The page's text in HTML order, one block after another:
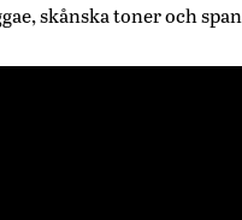
skånska toner och